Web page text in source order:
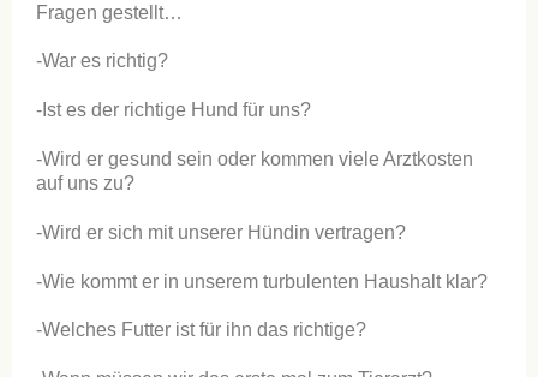
Fragen gestellt…
-War es richtig?
-Ist es der richtige Hund für uns?
-Wird er gesund sein oder kommen viele Arztkosten
auf uns zu?
-Wird er sich mit unserer Hündin vertragen?
-Wie kommt er in unserem turbulenten Haushalt klar?
-Welches Futter ist für ihn das richtige?